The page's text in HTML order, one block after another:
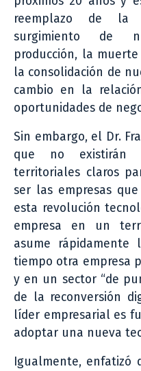
reemplazo de la
surgimiento de
producción, la
la consolidación de
cambio en la
oportunidades de
Sin embargo, el Dr.
que no existirán
territoriales claros
ser las empresas
esta revolución
empresa en un
asume
tiempo otra empresa
y en un sector “de
de la reconversión
líder empresarial es
adoptar una nueva
Igualmente, enfatizó